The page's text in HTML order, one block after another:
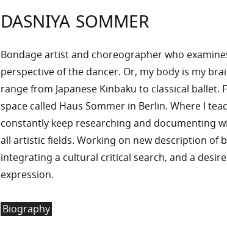
DASNIYA SOMMER
Bondage artist and choreographer who
perspective of the dancer. Or, my body is my
range from Japanese Kinbaku to classical ballet.
space called Haus Sommer in Berlin. Where I
constantly keep researching and documenting
all artistic fields. Working on new description of
integrating a cultural critical search, and a
expression.
Biography